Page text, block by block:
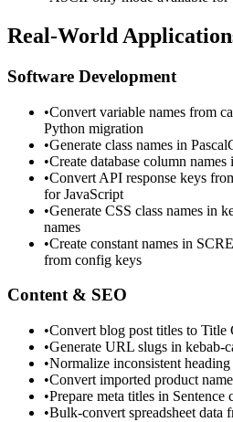
Real-World
Software Development
•Convert variable names from
Python migration
•Generate class names in
•Create database column
•Convert API response keys
for JavaScript
•Generate CSS class names in
names
•Create constant names in
from config keys
Content & SEO
•Convert blog post titles to Title
•Generate URL slugs in kebab-
•Normalize inconsistent
•Convert imported product
•Prepare meta titles in Sentence
•Bulk-convert spreadsheet